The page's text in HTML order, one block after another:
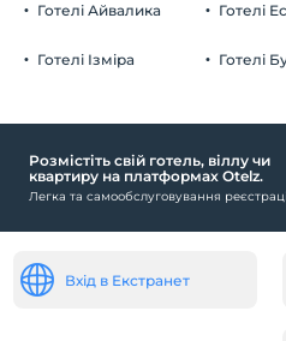
Готелі Айвалика
Готелі Ізміра
Готелі
Готелі
Розмістіть свій готель, віллу чи
квартиру на платформах Otelz.
Легка та самообслуговування
Вхід в Екстранет